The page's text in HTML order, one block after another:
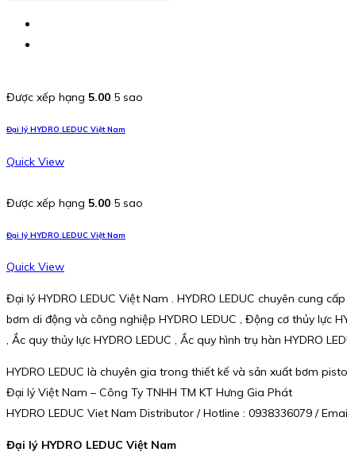
Được xếp hạng 5.00 5 sao
Đại lý HYDRO LEDUC Việt Nam
Quick View
Được xếp hạng 5.00 5 sao
Đại lý HYDRO LEDUC Việt Nam
Quick View
Đại lý HYDRO LEDUC Việt Nam . HYDRO LEDUC chuyên cung
bơm di động và công nghiệp HYDRO LEDUC , Động cơ thủy lực
, Ắc quy thủy lực HYDRO LEDUC , Ắc quy hình trụ hàn HYDRO
HYDRO LEDUC là chuyên gia trong thiết kế và sản xuất bơm
Đại lý Việt Nam – Công Ty TNHH TM KT Hưng Gia Phát
HYDRO LEDUC Viet Nam Distributor / Hotline : 0938336079 /
Đại lý HYDRO LEDUC Việt Nam